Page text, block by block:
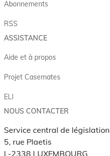
Abonnements
RSS
ASSISTANCE
Aide et à propos
Projet Casemates
ELI
NOUS CONTACTER
Service central de législation
5, rue Plaetis
L-2338 LUXEMBOURG